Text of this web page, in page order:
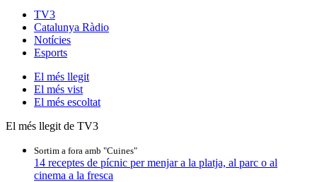
TV3
Catalunya Ràdio
Notícies
Esports
El més llegit
El més vist
El més escoltat
El més llegit de TV3
Sortim a fora amb "Cuines"
14 receptes de pícnic per menjar a la platja, al parc o al
cinema a la fresca